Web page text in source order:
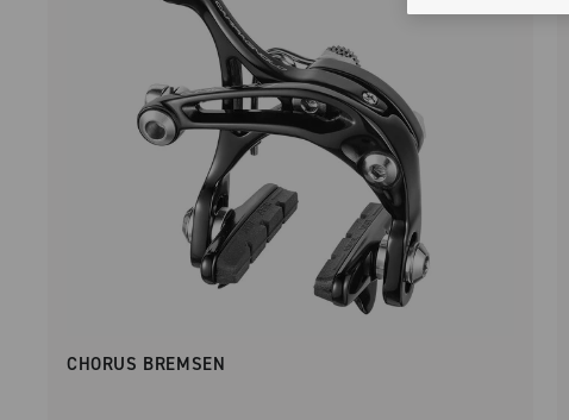
CHORUS BREMSEN